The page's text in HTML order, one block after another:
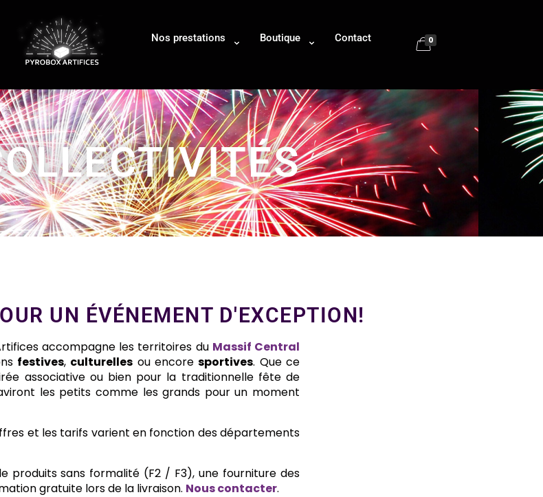
Nos prestations Boutique Contact 0
UN ÉVÉNEMENT D'EXCEPTION!
accompagne les territoires du Massif Central
festives, culturelles ou encoresportives. Que ce
associative ou bien pour la traditionnelle fête de
les petits comme les grands pour un moment
et les tarifs varient en fonction des départements
produits sans formalité (F2 / F3), une fourniture des
gratuite lors de la livraison. Nous contacter.